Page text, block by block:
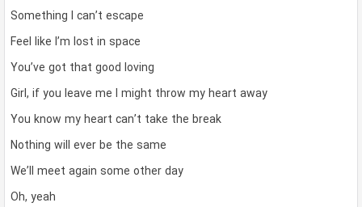
Something I can’t escape
Feel like I’m lost in space
You’ve got that good loving
Girl, if you leave me I might throw my heart away
You know my heart can’t take the break
Nothing will ever be the same
We’ll meet again some other day
Oh, yeah